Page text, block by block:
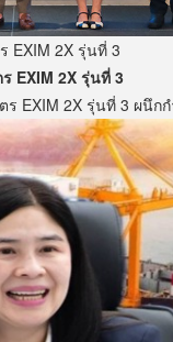
EXIM 2X รุ่นที่ 3
EXIM 2X รุ่นที่ 3
ร EXIM 2X รุ่นที่ 3 ผนึ